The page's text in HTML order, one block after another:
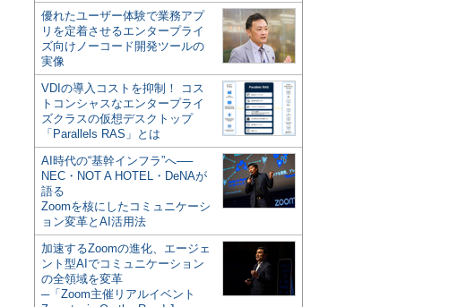
優れたユーザー体験で業務アプ
リを定着させるエンタープライ
ズ向けノーコード開発ツールの
実像
VDIの導入コストを抑制！ コス
トコンシャスなエンタープライ
ズクラスの仮想デスクトップ
「Parallels RAS」とは
AI時代の“基幹インフラ”へ──
NEC・NOT A HOTEL・DeNAが
語る
Zoomを核にしたコミュニケーシ
ョン変革とAI活用法
加速するZoomの進化、エージェ
ント型AIでコミュニケーション
の全領域を変革
─「Zoom主催リアルイベント